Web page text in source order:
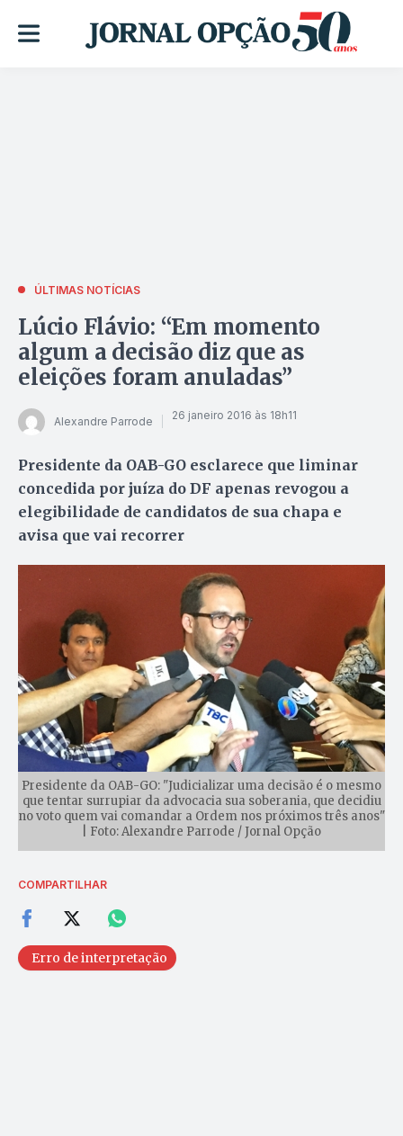
ÚLTIMAS NOTÍCIAS
Lúcio Flávio: “Em momento
algum a decisão diz que as
eleições foram anuladas”
Alexandre Parrode 26 janeiro 2016 às 18h11
Presidente da OAB-GO esclarece que liminar
concedida por juíza do DF apenas revogou a
elegibilidade de candidatos de sua chapa e
avisa que vai recorrer
Presidente da OAB-GO: "Judicializar uma decisão é o mesmo
que tentar surrupiar da advocacia sua soberania, que decidiu
no voto quem vai comandar a Ordem nos próximos três anos"
| Foto: Alexandre Parrode / Jornal Opção
COMPARTILHAR
Erro de interpretação